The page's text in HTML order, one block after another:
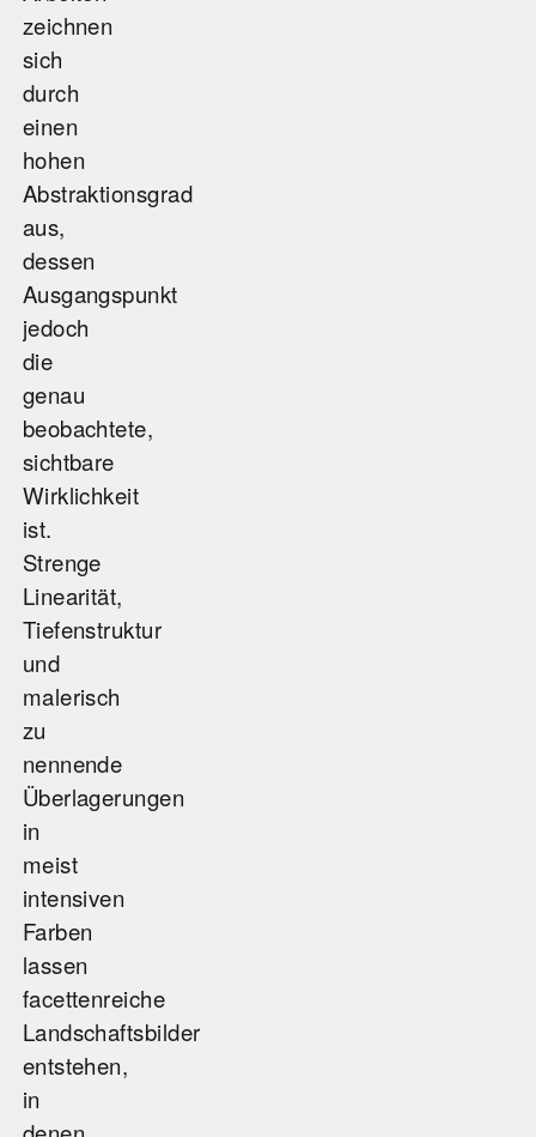
zeichnen
sich
durch
einen
hohen
Abstraktionsgrad
aus,
dessen
Ausgangspunkt
jedoch
die
genau
beobachtete,
sichtbare
Wirklichkeit
ist.
Strenge
Linearität,
Tiefenstruktur
und
malerisch
zu
nennende
Überlagerungen
in
meist
intensiven
Farben
lassen
facettenreiche
Landschaftsbilder
entstehen,
in